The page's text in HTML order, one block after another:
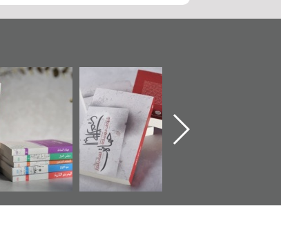
السهلاوي في ذكراه
"حماة الباب الأخير":
الإصدار الأول عن
اعتصام الدراز
وأحداث ساحة
الفداء لمركز أوال
للدراسات والتوثيق
تصنيف
للوثائق
يقدمه «مركز
كتب